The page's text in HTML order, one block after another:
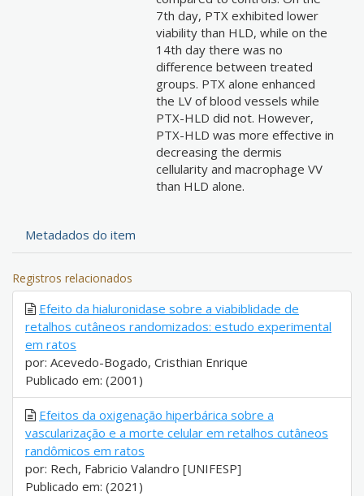
7th day, PTX exhibited lower
viability than HLD, while on the
14th day there was no
difference between treated
groups. PTX alone enhanced
the LV of blood vessels while
PTX-HLD did not. However,
PTX-HLD was more effective in
decreasing the dermis
cellularity and macrophage VV
than HLD alone.
Metadados do item
Registros relacionados
Efeito da hialuronidase sobre a viabiblidade de
retalhos cutâneos randomizados: estudo experimental
em ratos
por: Acevedo-Bogado, Cristhian Enrique
Publicado em: (2001)
Efeitos da oxigenação hiperbárica sobre a
vascularização e a morte celular em retalhos cutâneos
randômicos em ratos
por: Rech, Fabricio Valandro [UNIFESP]
Publicado em: (2021)